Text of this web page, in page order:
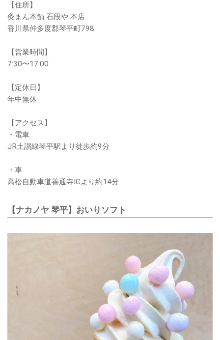
【住所】
灸まん本舗 石段や 本店
香川県仲多度郡琴平町798
【営業時間】
7:30〜17:00
【定休日】
年中無休
【アクセス】
・電車
JR土讃線琴平駅より徒歩約9分
・車
高松自動車道善通寺ICより約14分
【ナカノヤ 琴平】おいりソフト